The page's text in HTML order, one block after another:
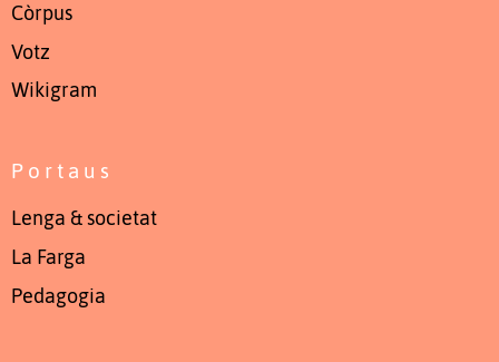
Còrpus
Votz
Wikigram
Portaus
Lenga & societat
La Farga
Pedagogia